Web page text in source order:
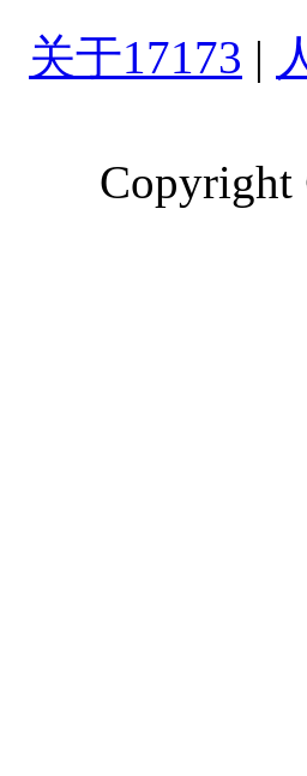
关于17173 |
Copyright